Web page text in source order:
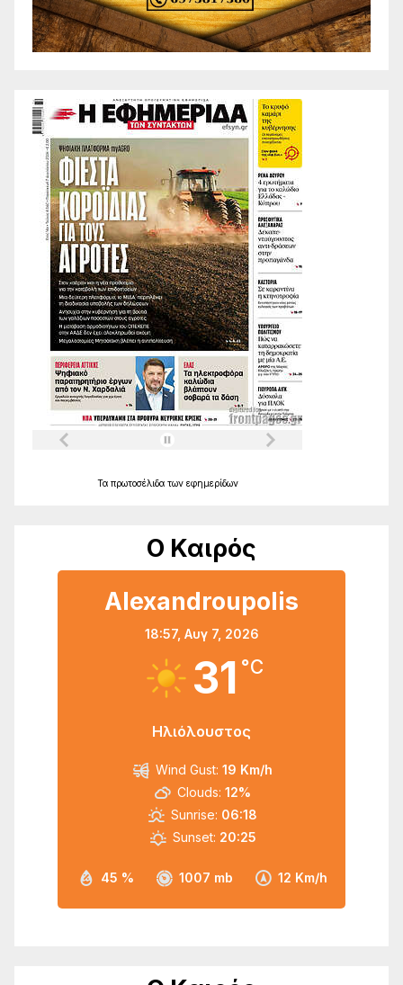
Τα πρωτοσέλιδα των εφημερίδων
Ο Καιρός
Alexandroupolis
18:57, Αυγ 7, 2026
31 °C
Ηλιόλουστος
45 % 1007 mb 12 Km/h
Wind Gust: 19 Km/h
Clouds: 12%
Sunrise: 06:18
Sunset: 20:25